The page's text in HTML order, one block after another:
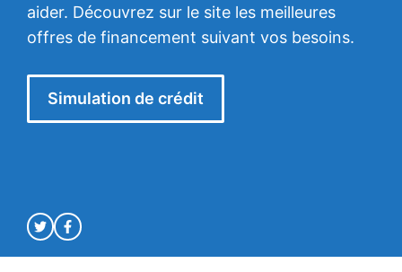
aider. Découvrez sur le site les meilleures
offres de financement suivant vos besoins.
Simulation de crédit